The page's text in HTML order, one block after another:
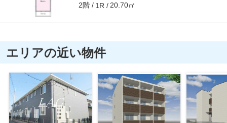
2階 1R 20.70㎡
エリアの近い物件